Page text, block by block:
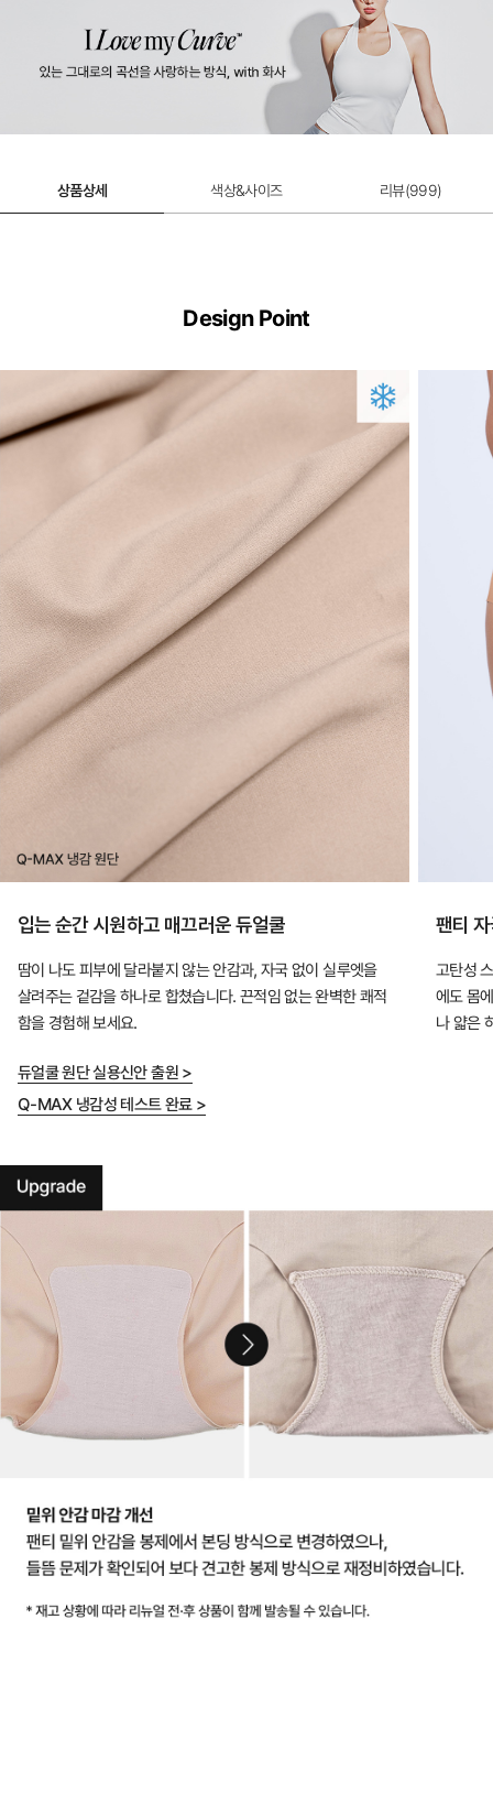
상품상세 색상&사이즈 리뷰(999)
Design Point
입는 순간 시원하고 매끄러운 듀얼쿨
땀이 나도 피부에 달라붙지 않는 안감과, 자국 없이 실루엣을
살려주는 겉감을 하나로 합쳤습니다. 끈적임 없는 완벽한 쾌적
함을 경험해 보세요.
듀얼쿨 원단 실용신안 출원 >
Q-MAX 냉감성 테스트 완료 >
팬티
고탄성
에도 몸
나 얇은